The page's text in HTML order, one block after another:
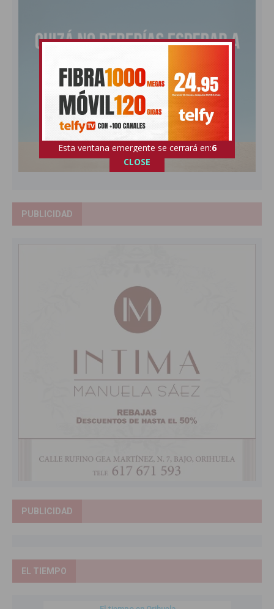
PUBLICIDAD
PUBLICIDAD
EL TIEMPO
Esta ventana emergente se cerrará en:5
CLOSE